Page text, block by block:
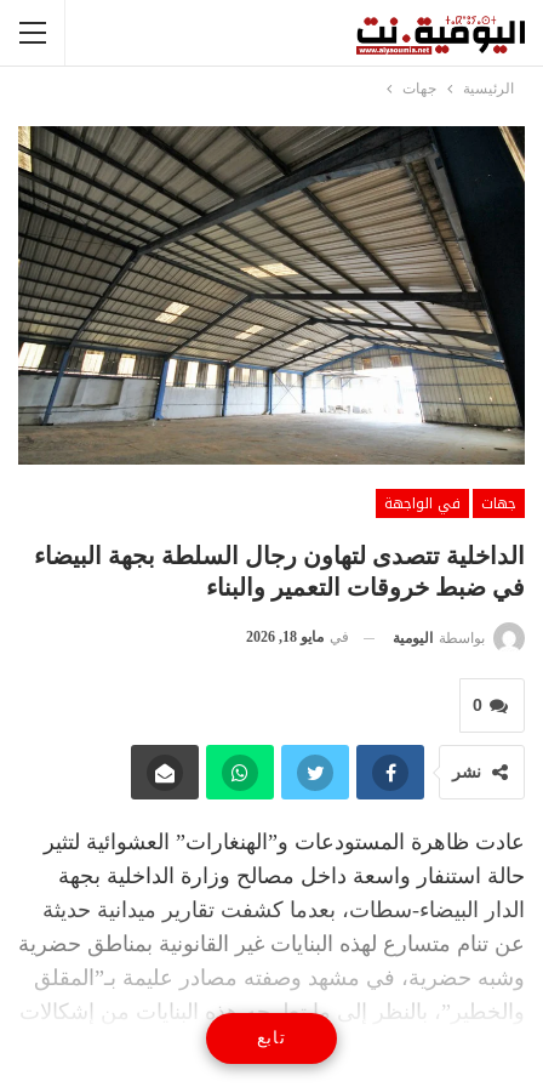
الرئيسية جهات
جهات
في الواجهة
الداخلية تتصدى لتهاون رجال السلطة بجهة البيضاء
في ضبط خروقات التعمير والبناء
بواسطة اليومية في مايو 18, 2026
0
نشر
عادت ظاهرة المستودعات و”الهنغارات” العشوائية لتثير
حالة استنفار واسعة داخل مصالح وزارة الداخلية بجهة
الدار البيضاء-سطات، بعدما كشفت تقارير ميدانية حديثة
عن تنام متسارع لهذه البنايات غير القانونية بمناطق حضرية
وشبه حضرية، في مشهد وصفته مصادر عليمة بـ”المقلق
والخطير”، بالنظر إلى ما تطرحه هذه البنايات من إشكالات
أمنية وتعميرية واقتصادية.
تابع